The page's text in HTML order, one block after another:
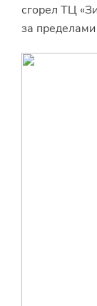
сгорел ТЦ
за